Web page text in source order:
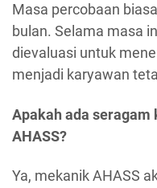
Masa percobaan
bulan. Selama masa
dievaluasi untuk
menjadi karyawan
Apakah ada
AHASS?
Ya, mekanik AHASS